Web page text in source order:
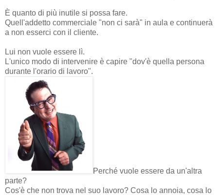
È quanto di più inutile si possa fare.
Quell'addetto commerciale "non ci sarà" in aula e continuerà
a non esserci con il cliente.
Lui non vuole essere lì.
L'unico modo di intervenire è capire "dov'è quella persona
durante l'orario di lavoro".
Perché vuole essere da un'altra
parte?
Cos'è che non trova nel suo lavoro? Cosa lo annoia, cosa lo